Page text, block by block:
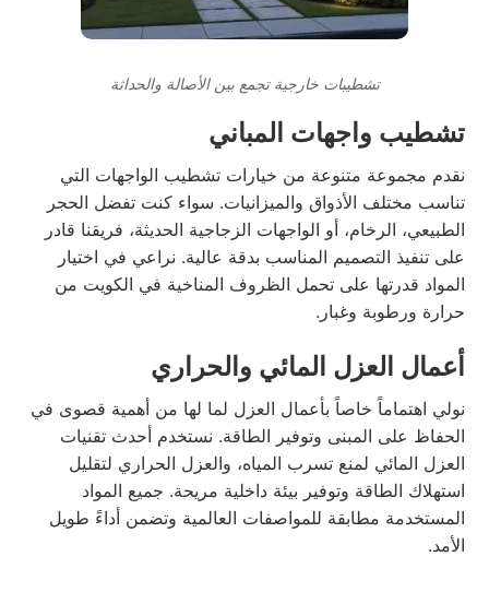
تشطيبات خارجية تجمع بين الأصالة والحداثة
تشطيب واجهات المباني
نقدم مجموعة متنوعة من خيارات تشطيب الواجهات التي
تناسب مختلف الأذواق والميزانيات. سواء كنت تفضل الحجر
الطبيعي، الرخام، أو الواجهات الزجاجية الحديثة، فريقنا قادر
على تنفيذ التصميم المناسب بدقة عالية. نراعي في اختيار
المواد قدرتها على تحمل الظروف المناخية في الكويت من
حرارة ورطوبة وغبار.
أعمال العزل المائي والحراري
نولي اهتماماً خاصاً بأعمال العزل لما لها من أهمية قصوى في
الحفاظ على المبنى وتوفير الطاقة. نستخدم أحدث تقنيات
العزل المائي لمنع تسرب المياه، والعزل الحراري لتقليل
استهلاك الطاقة وتوفير بيئة داخلية مريحة. جميع المواد
المستخدمة مطابقة للمواصفات العالمية وتضمن أداءً طويل
الأمد.